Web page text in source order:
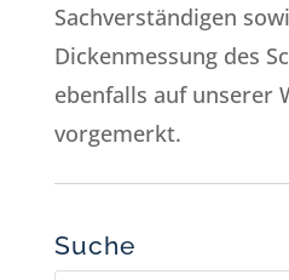
Sachverständigen
Dickenmessung des
ebenfalls auf unserer
vorgemerkt.
Suche